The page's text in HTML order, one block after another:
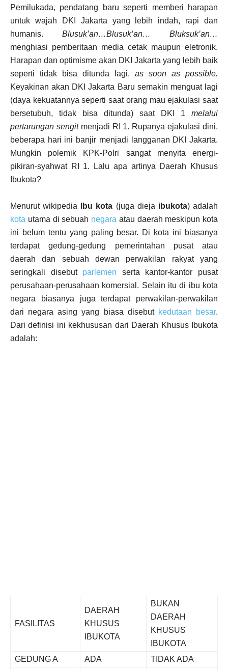
Pemilukada, pendatang baru seperti memberi harapan
untuk wajah DKI Jakarta yang lebih indah, rapi dan
humanis. Blusuk’an…Blusuk’an… Bluksuk’an…
menghiasi pemberitaan media cetak maupun eletronik.
Harapan dan optimisme akan DKI Jakarta yang lebih baik
seperti tidak bisa ditunda lagi, as soon as possible.
Keyakinan akan DKI Jakarta Baru semakin menguat lagi
(daya kekuatannya seperti saat orang mau ejakulasi saat
bersetubuh, tidak bisa ditunda) saat DKI 1 melalui
pertarungan sengitmenjadi RI 1. Rupanya ejakulasi dini,
beberapa hari ini banjir menjadi langganan DKI Jakarta.
Mungkin polemik KPK-Polri sangat menyita energi-
pikiran-syahwat RI 1. Lalu apa artinya Daerah Khusus
Ibukota?
Menurut wikipedia Ibu kota (juga dieja ibukota) adalah
kota utama di sebuah negara atau daerah meskipun kota
ini belum tentu yang paling besar. Di kota ini biasanya
terdapat gedung-gedung pemerintahan pusat atau
daerah dan sebuah dewan perwakilan rakyat yang
seringkali disebut parlemen serta kantor-kantor pusat
perusahaan-perusahaan komersial. Selain itu di ibu kota
negara biasanya juga terdapat perwakilan-perwakilan
dari negara asing yang biasa disebut kedutaan besar.
Dari definisi ini kekhususan dari Daerah Khusus Ibukota
adalah:
FASILITAS
DAERAH
KHUSUS
IBUKOTA
BUKAN
DAERAH
KHUSUS
IBUKOTA
GEDUNG A
ADA TIDAK ADA